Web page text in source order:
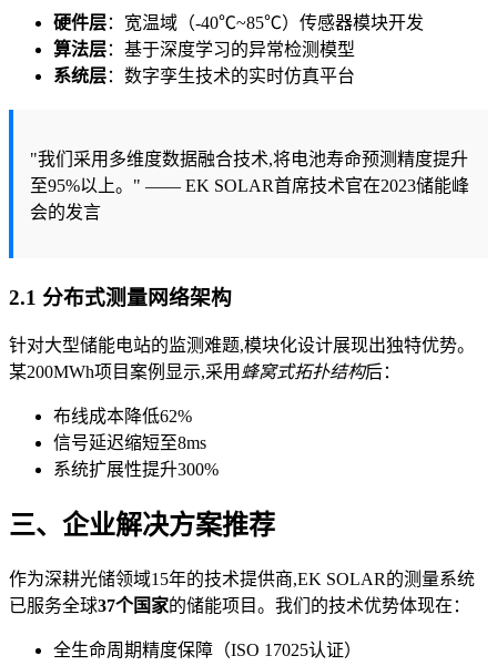
硬件层：宽温域（-40℃~85℃）传感器模块开发
算法层：基于深度学习的异常检测模型
系统层：数字孪生技术的实时仿真平台
"我们采用多维度数据融合技术,将电池寿命预测精度提升
至95%以上。" —— EK SOLAR首席技术官在2023储能峰
会的发言
2.1 分布式测量网络架构
针对大型储能电站的监测难题,模块化设计展现出独特优势。
某200MWh项目案例显示,采用蜂窝式拓扑结构后：
布线成本降低62%
信号延迟缩短至8ms
系统扩展性提升300%
三、企业解决方案推荐
作为深耕光储领域15年的技术提供商,EK SOLAR的测量系统
已服务全球37个国家的储能项目。我们的技术优势体现在：
全生命周期精度保障（ISO 17025认证）